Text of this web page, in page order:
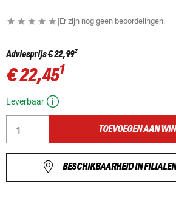
|Er zijn nog geen beoordelingen.
Adviesprijs€ 22,992
€ 22,451
Leverbaar
TOEVOEGEN AAN
BESCHIKBAARHEID IN